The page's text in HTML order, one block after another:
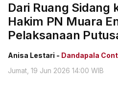
Dari Ruang Sidang
Hakim PN Muara
Pelaksanaan
Anisa Lestari - Dandapala
Jumat, 19 Jun 2026 14:00 WIB